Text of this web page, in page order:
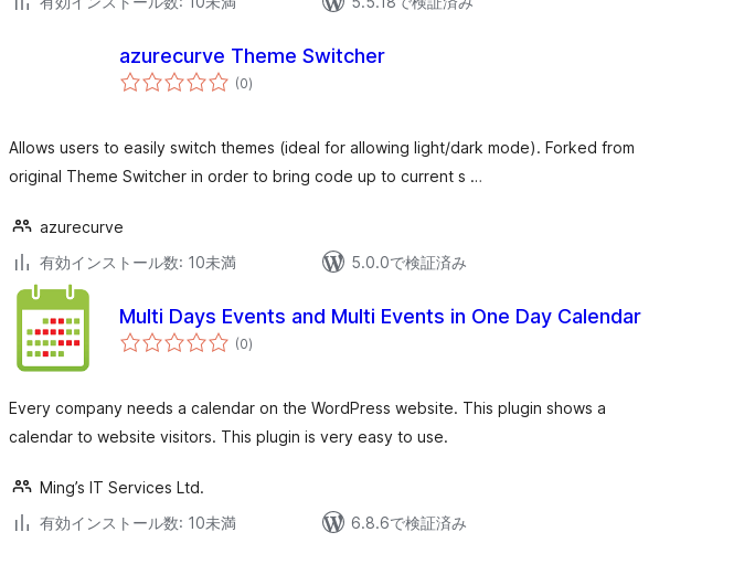
azurecurve Theme Switcher
(0個
の)
Allows users to easily switch themes (ideal for allowing light/dark mode). Forked from
original Theme Switcher in order to bring code up to current s …
azurecurve
有効インストール数: 10未満
5.0.0で検証済み
Multi Days Events and Multi Events in One Day Calendar
(0個
の)
Every company needs a calendar on the WordPress website. This plugin shows a
calendar to website visitors. This plugin is very easy to use.
Ming’s IT Services Ltd.
有効インストール数: 10未満
6.8.6で検証済み